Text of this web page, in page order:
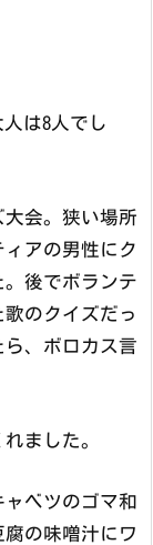
は8人でし
会。狭い場所
アの男性にク
後でボランテ
のクイズだっ
、ボロカス言
ました。
ャベツのゴマ和
の味噌汁にワ